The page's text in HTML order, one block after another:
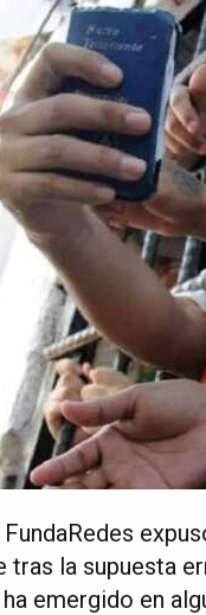
FundaRedes
tras la supuesta
emergido en